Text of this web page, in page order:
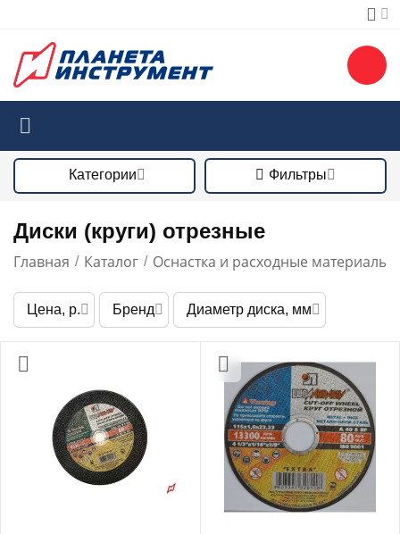
Категории Фильтры
Диски (круги) отрезные
Главная / Каталог / Оснастка и расходные материалы
Цена, р. Бренд Диаметр диска, мм